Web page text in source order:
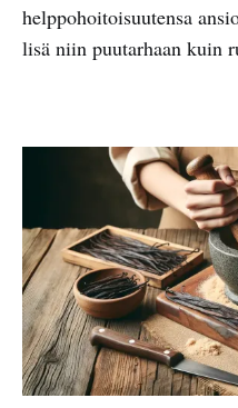
helppohoitoisuutensa
lisä niin puutarhaan kuin